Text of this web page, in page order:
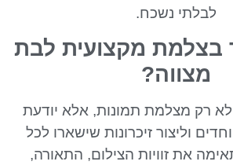
לבלתי נשכח.
בצלמת מקצועית לבת
מצווה?
רק מצלמת תמונות, אלא יודעת
וליצור זיכרונות שישארו לכל
את זוויות הצילום, התאורה,